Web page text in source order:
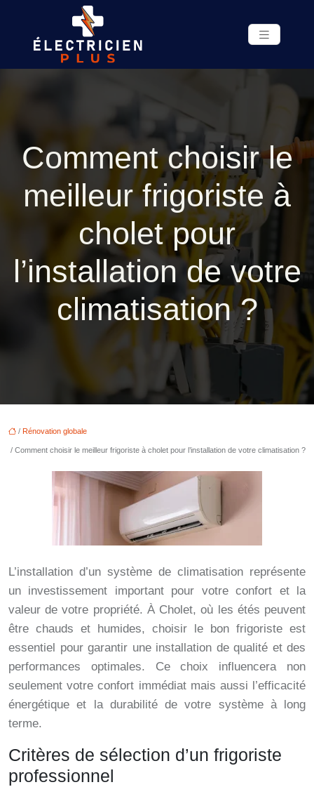
Comment choisir le
meilleur frigoriste à
cholet pour
l’installation de votre
climatisation ?
/ Rénovation globale
/ Comment choisir le meilleur frigoriste à cholet pour l’installation de votre climatisation ?
L’installation d’un système de climatisation représente
un investissement important pour votre confort et la
valeur de votre propriété. À Cholet, où les étés peuvent
être chauds et humides, choisir le bon frigoriste est
essentiel pour garantir une installation de qualité et des
performances optimales. Ce choix influencera non
seulement votre confort immédiat mais aussi l’efficacité
énergétique et la durabilité de votre système à long
terme.
Critères de sélection d’un frigoriste
professionnel